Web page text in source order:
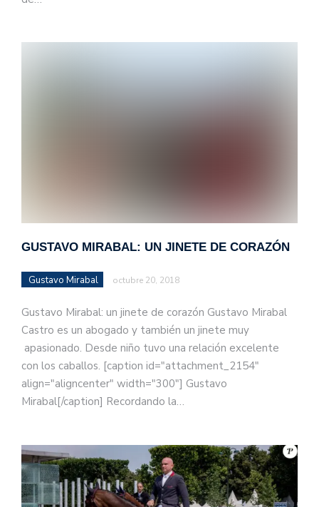
GUSTAVO MIRABAL: UN JINETE DE CORAZÓN
Gustavo Mirabal octubre 20, 2018
Gustavo Mirabal: un jinete de corazón Gustavo Mirabal
Castro es un abogado y también un jinete muy
apasionado. Desde niño tuvo una relación excelente
con los caballos. [caption id="attachment_2154"
align="aligncenter" width="300"] Gustavo
Mirabal[/caption] Recordando la…